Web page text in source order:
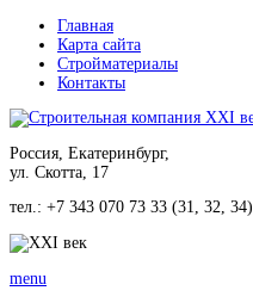
Главная
Карта сайта
Стройматериалы
Контакты
Россия, Екатеринбург,
ул. Скотта, 17
тел.: +7 343 070 73 33 (31, 32, 34)
menu